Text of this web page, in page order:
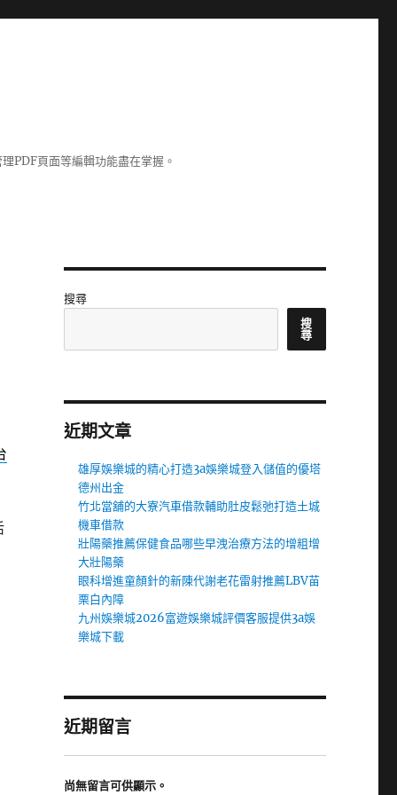
PDF頁面等編輯功能盡在掌握。
搜尋
搜
尋
近期文章
雄厚娛樂城的精心打造3a娛樂城登入儲值的優塔
德州出金
竹北當舖的大寮汽車借款輔助肚皮鬆弛打造土城
機車借款
壯陽藥推薦保健食品哪些早洩治療方法的增粗增
大壯陽藥
眼科增進童顏針的新陳代謝老花雷射推薦LBV苗
栗白內障
九州娛樂城2026富遊娛樂城評價客服提供3a娛
樂城下載
近期留言
尚無留言可供顯示。